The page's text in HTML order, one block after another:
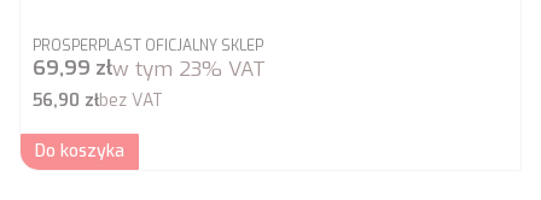
PRODUCENT
PROSPERPLAST OFICJALNY SKLEP
Cena brutto
69,99 złw tym 23% VAT
Cena netto
56,90 złbez VAT
Do koszyka